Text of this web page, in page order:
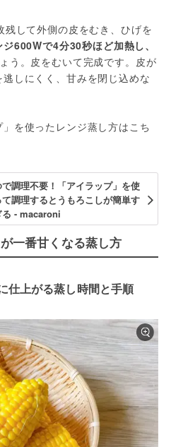
して外側の皮をむき、ひげを
600Wで4分30秒ほど加熱し、
う。皮をむいて完成です。皮が
しにくく、甘みを閉じ込めな
を使ったレンジ蒸し方はこち
調理不要！「アイラップ」を使
て調理するとうもろこしが簡単す
る - macaroni
一番甘くなる蒸し方
仕上がる蒸し時間と手順